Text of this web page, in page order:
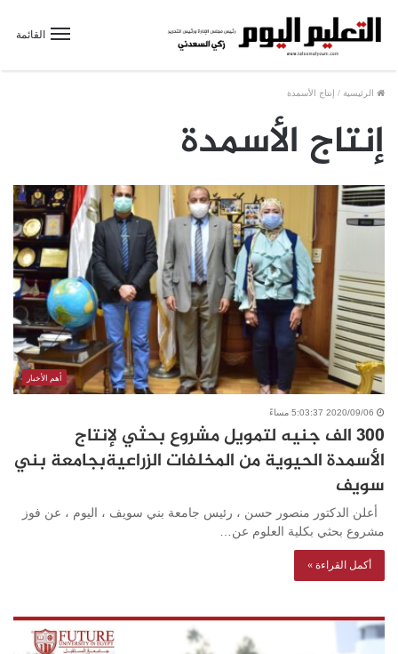
القائمة
الرئيسية / إنتاج الأسمدة
إنتاج الأسمدة
أهم الأخبار
2020/09/06 5:03:37 مساءً
٣٠٠ الف جنيه لتمويل مشروع بحثي لإنتاج
الأسمدة الحيوية من المخلفات الزراعيةبجامعة بني
سويف
أعلن الدكتور منصور حسن ، رئيس جامعة بني سويف ، اليوم ، عن فوز
مشروع بحثي بكلية العلوم عن…
أكمل القراءة »